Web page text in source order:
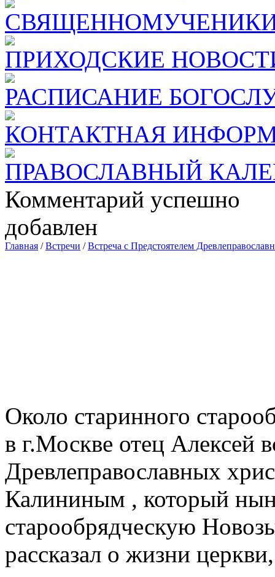
ПРИХОДСКИЕ
РАСПИСАНИЕ
КОНТАКТНАЯ
ПРАВОСЛАВНЫЙ
Комментарий успешно
добавлен
Главная /Встречи /Встреча с Предстоятелем
Около старинного
в г.Москве отец Алексей
Древлеправославных
Калининым , который
старообрядческую
рассказал о жизни